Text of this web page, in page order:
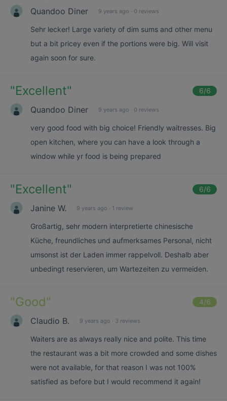
Quandoo Diner 9 years ago · 0 reviews
Sehr lecker! Large variety of dim sums and other menu
but a bit pricey even if the portions were big. Will visit
again soon for sure.
"Excellent" 6/6
Quandoo Diner 9 years ago · 0 reviews
very good food with big choice! Friendly waitresses. Big
open kitchen, where you can have a look through a
window while yr food is being prepared
"Excellent" 6/6
Janine W. 9 years ago · 1 review
Großartig, sehr modern interpretierte chinesische
Küche, freundliches und aufmerksames Personal, nicht
umsonst ist der Laden immer rappelvoll. Deshalb aber
unbedingt reservieren, um Wartezeiten zu vermeiden.
"Good" 4/6
Claudio B. 9 years ago · 3 reviews
Waiters are as always really nice and polite. This time
the restaurant was a bit more crowded and some dishes
were not available, for that reason I was not 100%
satisfied as before but I would recommend it again!